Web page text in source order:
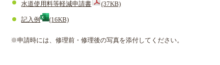
水道使用料等軽減申請書 (37KB)
記入例 (16KB)
※申請時には、修理前・修理後の写真を添付してください。